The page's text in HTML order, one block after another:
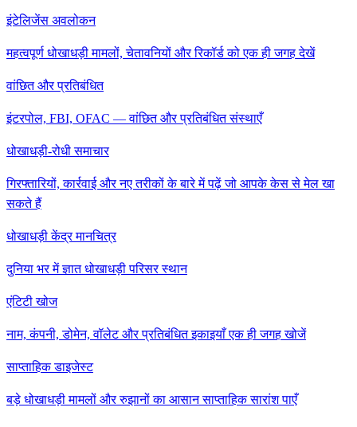
इंटेलिजेंस अवलोकन
महत्वपूर्ण धोखाधड़ी मामलों, चेतावनियों और रिकॉर्ड को एक ही जगह देखें
वांछित और प्रतिबंधित
इंटरपोल, FBI, OFAC — वांछित और प्रतिबंधित संस्थाएँ
धोखाधड़ी-रोधी समाचार
गिरफ्तारियों, कार्रवाई और नए तरीकों के बारे में पढ़ें जो आपके केस से मेल खा
सकते हैं
धोखाधड़ी केंद्र मानचित्र
दुनिया भर में ज्ञात धोखाधड़ी परिसर स्थान
एंटिटी खोज
नाम, कंपनी, डोमेन, वॉलेट और प्रतिबंधित इकाइयाँ एक ही जगह खोजें
साप्ताहिक डाइजेस्ट
बड़े धोखाधड़ी मामलों और रुझानों का आसान साप्ताहिक सारांश पाएँ